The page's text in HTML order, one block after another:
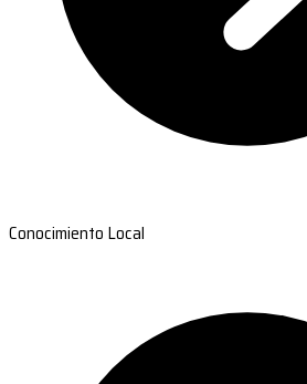
Conocimiento Local